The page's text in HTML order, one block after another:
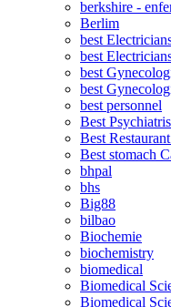
berkshire -
Berlim
best
best
best
best
best personnel
Best
Best
Best stomach
bhpal
bhs
Big88
bilbao
Biochemie
biochemistry
biomedical
Biomedical
Biomedical